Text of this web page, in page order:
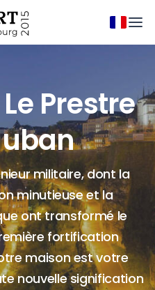
Prestre
militaire, dont la
minutieuse et la
ont transformé le
fortification
maison est votre
nouvelle signification